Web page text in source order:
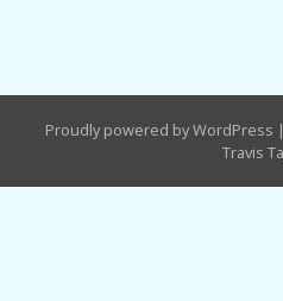
Proudly powered by WordPress |
Travis